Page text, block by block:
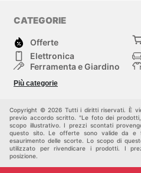
CATEGORIE
Offerte
Elettronica
Ferramenta e Giardino
Bambini e Neonati
Più categorie
Copyright © 2026 Tutti i diritti riservati. È
previo accordo scritto. "Le foto dei
scopo illustrativo. I prezzi scontati
questo sito. Le offerte sono valide da
esaurimento delle scorte. Lo scopo di
utilizzato per rivendicare i prodotti. I
posizione.